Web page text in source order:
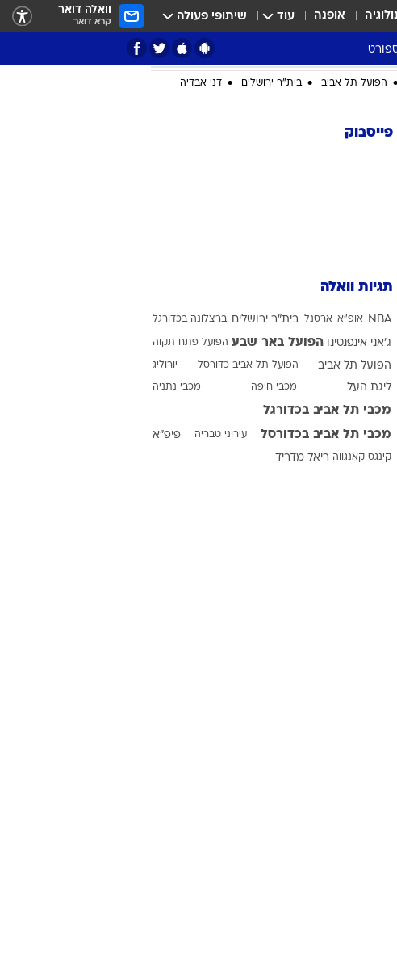
אופנה עוד שיתופי פעולה וואלה דואר
קרא דואר
אמריקאי
ספורט1
מחוץ לקווים
הפועל תל אביב בית"ר ירושלים דני אבדיה
פייסבוק
תגיות וואלה
NBA אופ"א ארסנל בית"ר ירושלים ברצלונה בכדורגל
ג'אני אינפנטינו הפועל באר שבע הפועל פתח תקוה
הפועל תל אביב הפועל תל אביב כדורסל יורוליג
ליגת העל מכבי חיפה מכבי נתניה
מכבי תל אביב בכדורגל
מכבי תל אביב בכדורסל
עירוני טבריה פיפ"א
קינגס קאנגווה ריאל מדריד